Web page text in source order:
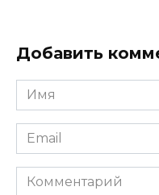
Добавить
Имя
*
Email
*
Комментарий